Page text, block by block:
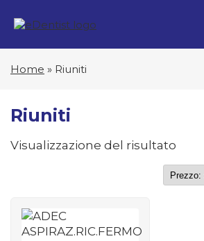
Home » Riuniti
Riuniti
Visualizzazione del risultato